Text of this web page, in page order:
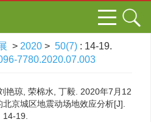
> 2020 > 50(7) : 14-19.
7780.2020.07.003
艳琼, 荣棉水, 丁毅. 2020年7月12
京城区地震动场地效应分析[J].
19.